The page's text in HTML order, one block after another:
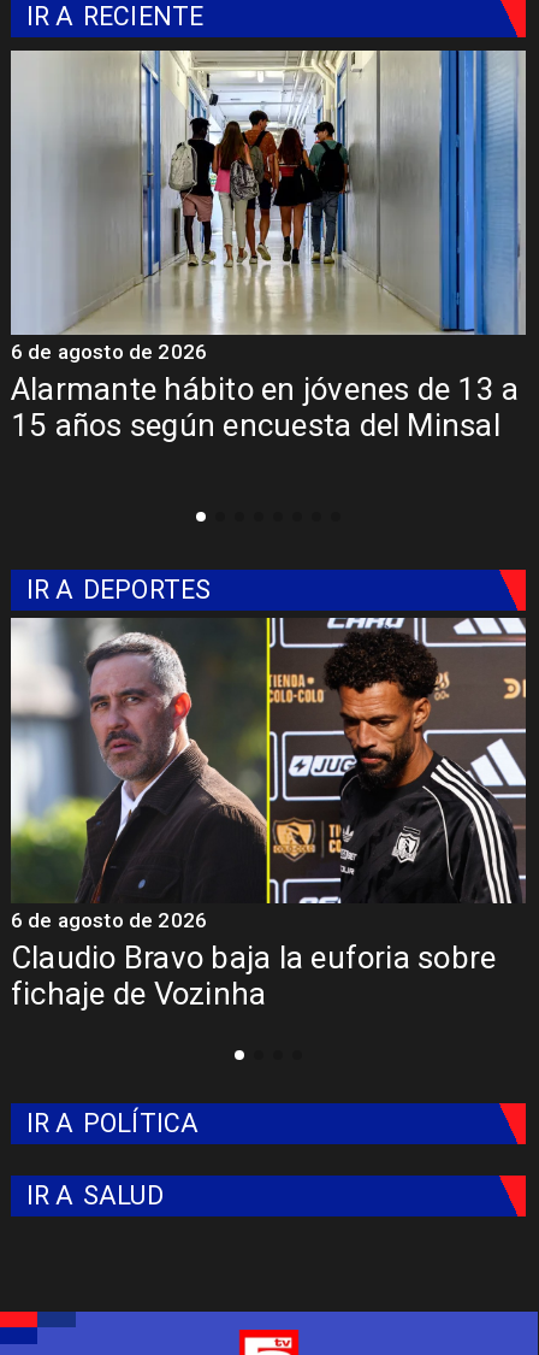
IR A RECIENTE
Aprueban creación del Parque
Sebastián Piñera con inversión de $4
6 de agosto de 2026
IR A DEPORTES
Presentación de Vozinha en Colo
Colo: Fecha, Estadio y Contrato
5 de agosto de 2026
IR A POLÍTICA
IR A SALUD